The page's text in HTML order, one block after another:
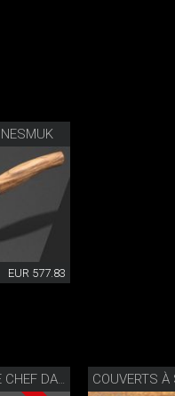
EUR 577.83
NESMUK COUTEAU DE CHEF DAMAS ENTIER COUVERTS